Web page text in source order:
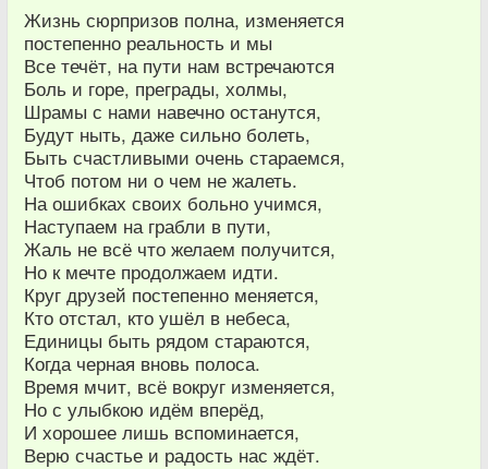
Жизнь сюрпризов полна, изменяется
постепенно реальность и мы
Все течёт, на пути нам встречаются
Боль и горе, преграды, холмы,
Шрамы с нами навечно останутся,
Будут ныть, даже сильно болеть,
Быть счастливыми очень стараемся,
Чтоб потом ни о чем не жалеть.
На ошибках своих больно учимся,
Наступаем на грабли в пути,
Жаль не всё что желаем получится,
Но к мечте продолжаем идти.
Круг друзей постепенно меняется,
Кто отстал, кто ушёл в небеса,
Единицы быть рядом стараются,
Когда черная вновь полоса.
Время мчит, всё вокруг изменяется,
Но с улыбкою идём вперёд,
И хорошее лишь вспоминается,
Верю счастье и радость нас ждёт.